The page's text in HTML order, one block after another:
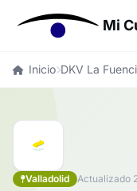
Mi
Inicio DKV La
Valladolid Actualizado